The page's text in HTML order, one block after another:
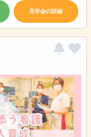
見学会の詳細